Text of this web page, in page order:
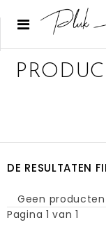
DE RESULTATEN
Geen
Pagina 1 van 1